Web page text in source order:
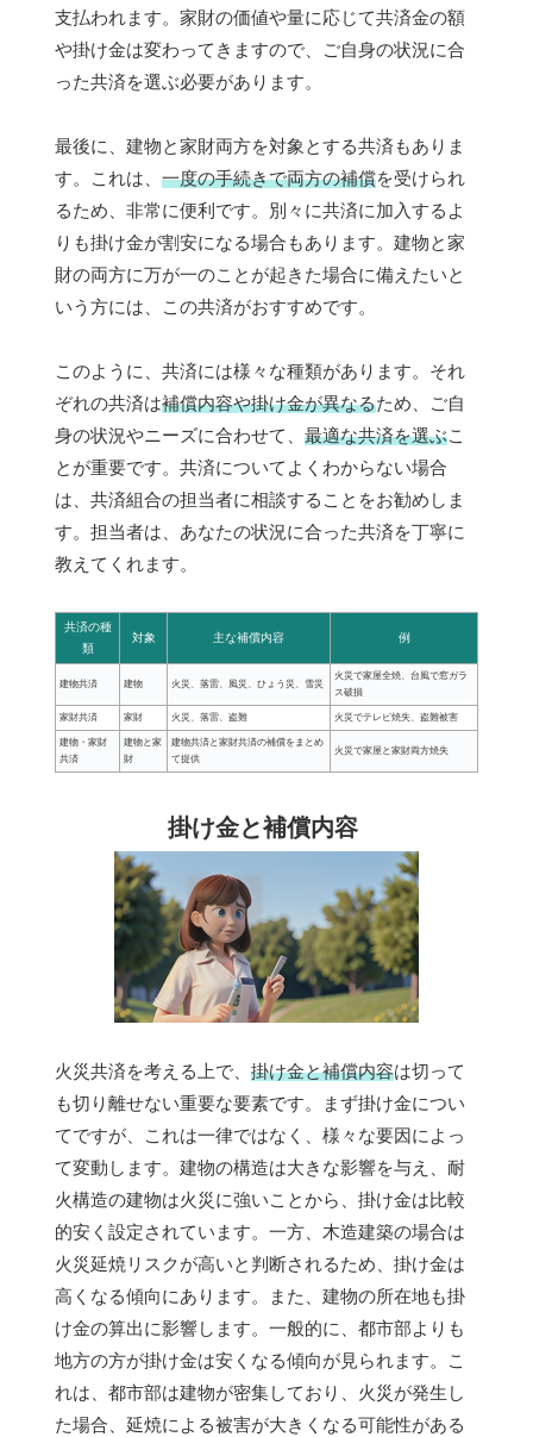
支払われます。家財の価値や量に応じて共済金の額
や掛け金は変わってきますので、ご自身の状況に合
った共済を選ぶ必要があります。
最後に、建物と家財両方を対象とする共済もありま
す。これは、 一度の手続きで両方の補償を受けられ
るため、非常に便利です。別々に共済に加入するよ
りも掛け金が割安になる場合もあります。建物と家
財の両方に万が一のことが起きた場合に備えたいと
いう方には、この共済がおすすめです。
このように、共済には様々な種類があります。それ
ぞれの共済は補償内容や掛け金が異なるため、ご自
身の状況やニーズに合わせて、 最適な共済を選ぶこ
とが重要です。共済についてよくわからない場合
は、共済組合の担当者に相談することをお勧めしま
す。担当者は、あなたの状況に合った共済を丁寧に
教えてくれます。
共済の種
類
対象 主な補償内容 例
建物共済 建物 火災、落雷、風災、ひょう災、雪災
火災で家屋全焼、台風で窓ガラ
ス破損
家財共済 家財 火災、落雷、盗難 火災でテレビ焼失、盗難被害
建物・家財
共済
建物と家
財
建物共済と家財共済の補償をまとめ
て提供
火災で家屋と家財両方焼失
掛け金と補償内容
火災共済を考える上で、 掛け金と補償内容は切って
も切り離せない重要な要素です。まず掛け金につい
てですが、これは一律ではなく、様々な要因によっ
て変動します。建物の構造は大きな影響を与え、耐
火構造の建物は火災に強いことから、掛け金は比較
的安く設定されています。一方、木造建築の場合は
火災延焼リスクが高いと判断されるため、掛け金は
高くなる傾向にあります。また、建物の所在地も掛
け金の算出に影響します。一般的に、都市部よりも
地方の方が掛け金は安くなる傾向が見られます。こ
れは、都市部は建物が密集しており、火災が発生し
た場合、延焼による被害が大きくなる可能性がある